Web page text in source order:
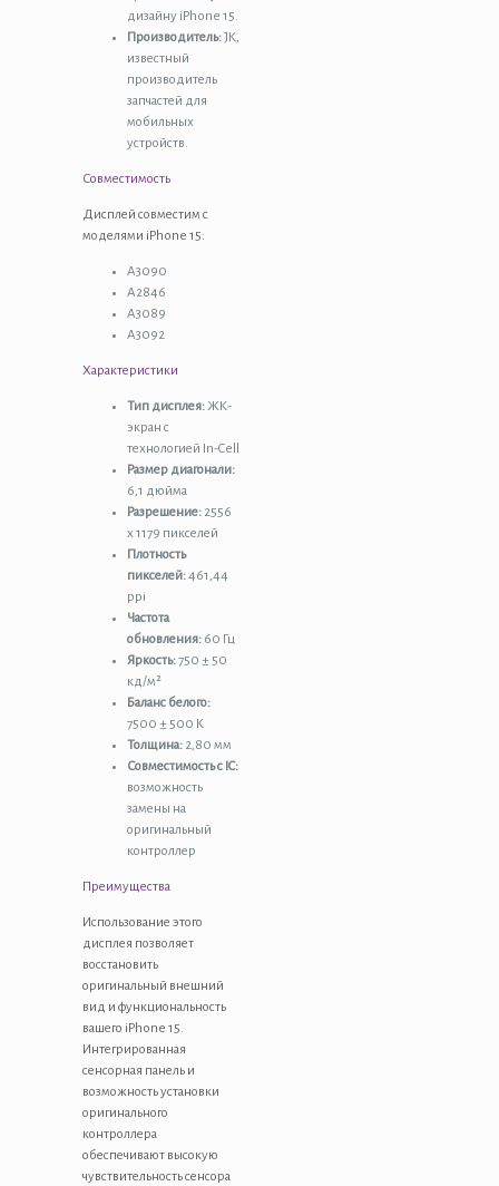
дизайну iPhone 15.
Производитель:JK,
известный
производитель
запчастей для
мобильных
устройств.
Совместимость
Дисплей совместим с
моделями iPhone 15:
A3090
A2846
A3089
A3092
Характеристики
Тип дисплея: ЖК-
экран с
технологией In-Cell
Размер диагонали:
6,1 дюйма
Разрешение: 2556
x 1179 пикселей
Плотность
пикселей:461,44
ppi
Частота
обновления: 60 Гц
Яркость:750 ± 50
кд/м²
Баланс белого:
7500 ± 500 K
Толщина: 2,80 мм
Совместимость с IC:
возможность
замены на
оригинальный
контроллер
Преимущества
Использование этого
дисплея позволяет
восстановить
оригинальный внешний
вид и функциональность
вашего iPhone 15.
Интегрированная
сенсорная панель и
возможность установки
оригинального
контроллера
обеспечивают высокую
чувствительность сенсора